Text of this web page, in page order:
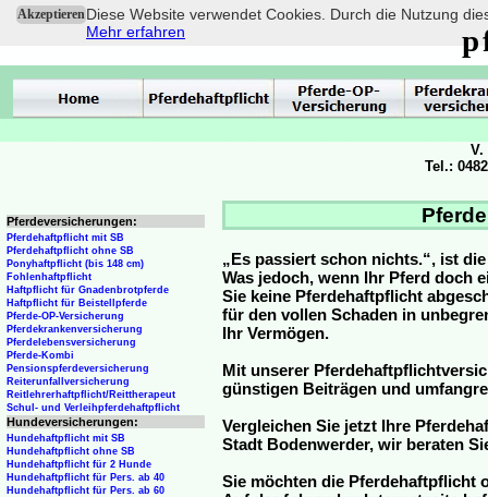
AkzeptierenDiese Website verwendet Cookies. Durch die Nutzung
Mehr erfahren
„Es passiert schon nichts.“, ist
Was jedoch, wenn Ihr Pferd doch
Sie keine Pferdehaftpflicht
für den vollen Schaden in
Ihr Vermögen.
Mit unserer
günstigen Beiträgen und
Vergleichen Sie jetzt Ihre
Stadt Bodenwerder, wir beraten
Sie möchten die Pferdehaftpflicht
Pferdeversicherungen:
Pferdehaftpflicht mit SB
Pferdehaftpflicht ohne SB
Ponyhaftpflicht (bis 148 cm)
Fohlenhaftpflicht
Haftpflicht für Gnadenbrotpferde
Haftpflicht für Beistellpferde
Pferde-OP-Versicherung
Pferdekrankenversicherung
Pferdelebensversicherung
Pferde-Kombi
Pensionspferdeversicherung
Reiterunfallversicherung
Reitlehrerhaftpflicht/Reittherapeut
Schul- und Verleihpferdehaftpflicht
Hundeversicherungen:
Hundehaftpflicht mit SB
Hundehaftpflicht ohne SB
Hundehaftpflicht für 2 Hunde
Hundehaftpflicht für Pers. ab 40
Hundehaftpflicht für Pers. ab 60
V.
Tel.: